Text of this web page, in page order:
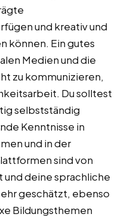
und kreativ und
können. Ein gutes
Medien und die
zu kommunizieren,
Du solltest
selbstständig
Kenntnisse in
und in der
sind von
und deine sprachliche
geschätzt, ebenso
Bildungsthemen